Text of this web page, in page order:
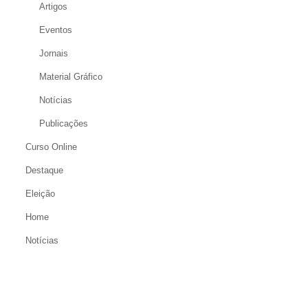
Artigos
Eventos
Jornais
Material Gráfico
Notícias
Publicações
Curso Online
Destaque
Eleição
Home
Notícias